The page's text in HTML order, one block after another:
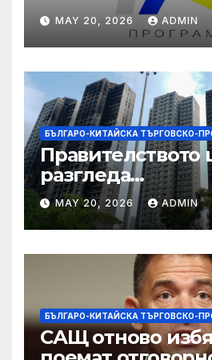
даде
работниците с
MAY 20, 2026 ADMIN
БЪЛГАРО-КИТАЙСКА ТЪРГОВСКО-
Правителството
разгледа
претенции на
Court по план за
изкупуване: Хоп
MAY 20, 2026 ADMIN
БЪЛГАРО-КИТАЙСКА ТЪРГОВСКО-
САЩ отново